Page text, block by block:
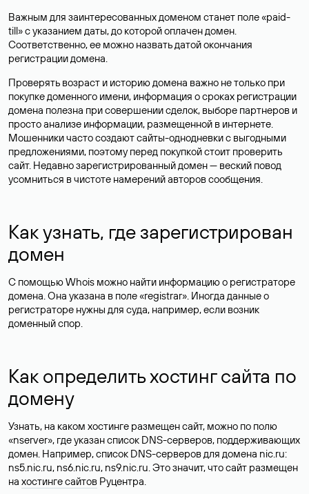
Важным для заинтересованных доменом станет поле «paid-
till» с указанием даты, до которой оплачен домен.
Соответственно, ее можно назвать датой окончания
регистрации домена.
Проверять возраст и историю домена важно не только при
покупке доменного имени, информация о сроках регистрации
домена полезна при совершении сделок, выборе партнеров и
просто анализе информации, размещенной в интернете.
Мошенники часто создают сайты-однодневки с выгодными
предложениями, поэтому перед покупкой стоит проверить
сайт. Недавно зарегистрированный домен — веский повод
усомниться в чистоте намерений авторов сообщения.
Как узнать, где зарегистрирован
домен
С помощью Whois можно найти информацию о регистраторе
домена. Она указана в поле «registrar». Иногда данные о
регистраторе нужны для суда, например, если возник
доменный спор.
Как определить хостинг сайта по
домену
Узнать, на каком хостинге размещен сайт, можно по полю
«nserver», где указан список DNS-серверов, поддерживающих
домен. Например, список DNS-серверов для домена nic.ru:
ns5.nic.ru, ns6.nic.ru, ns9.nic.ru. Это значит, что сайт размещен
на хостинге сайтов Руцентра.